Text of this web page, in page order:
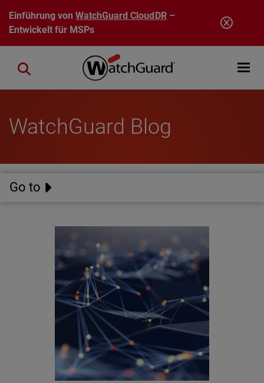
Direkt zum Inhalt
Einführung vonWatchGuard CloudDR–
Entwickelt für MSPs
Open
Close search
WatchGuard Blog
Go to